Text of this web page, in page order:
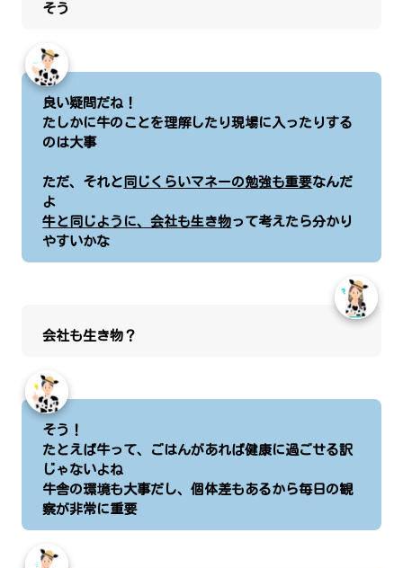
そう
良い疑問だね！
たしかに牛のことを理解したり現場に入ったりする
のは大事
ただ、それと 同じくらいマネーの勉強も重要なんだ
よ
牛と同じように、会社も生き物って考えたら分かり
やすいかな
会社も生き物？
そう！
たとえば牛って、ごはんがあれば健康に過ごせる訳
じゃないよね
牛舎の環境も大事だし、個体差もあるから毎日の観
察が非常に重要